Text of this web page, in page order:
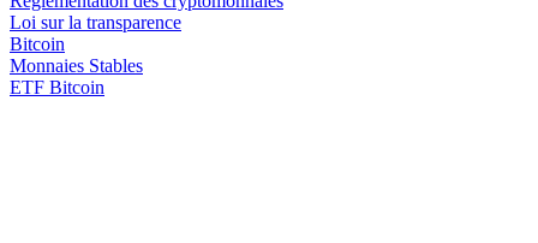
Loi sur la transparence
Bitcoin
Monnaies Stables
ETF Bitcoin